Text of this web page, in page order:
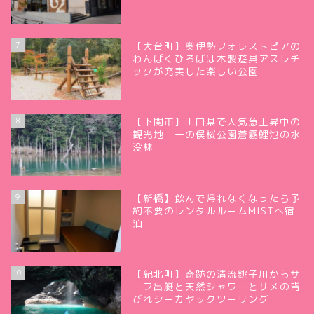
7
【大台町】奥伊勢フォレストピアの
わんぱくひろばは木製遊具アスレチ
ックが充実した楽しい公園
8
【下関市】山口県で人気急上昇中の
観光地 一の俣桜公園蒼霧鯉池の水
没林
9
【新橋】飲んで帰れなくなったら予
約不要のレンタルルームMISTへ宿
泊
10
【紀北町】奇跡の清流銚子川からサ
ーフ出艇と天然シャワーとサメの背
びれシーカヤックツーリング